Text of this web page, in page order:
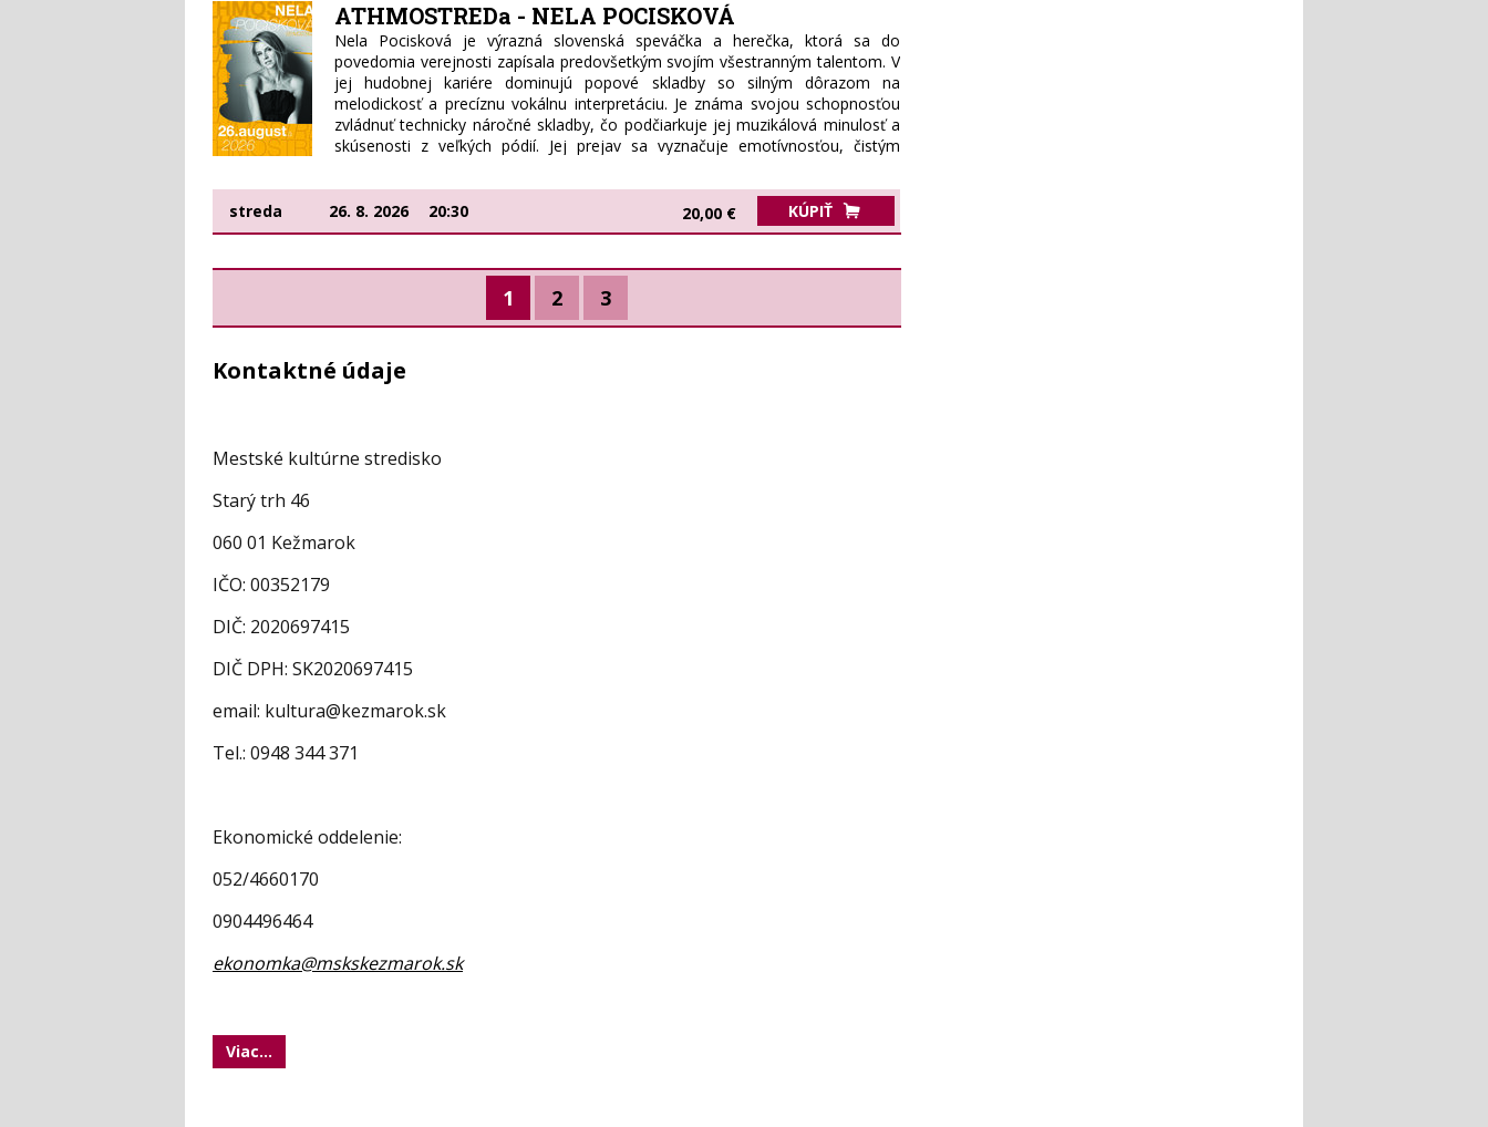
ATHMOSTREDa - NELA POCISKOVÁ
Nela Pocisková je výrazná slovenská speváčka a herečka, ktorá sa do
povedomia verejnosti zapísala predovšetkým svojím všestranným talentom. V
jej hudobnej kariére dominujú popové skladby so silným dôrazom na
melodickosť a precíznu vokálnu interpretáciu. Je známa svojou schopnosťou
zvládnuť technicky náročné skladby, čo podčiarkuje jej muzikálová minulosť a
skúsenosti z veľkých pódií. Jej prejav sa vyznačuje emotívnosťou, čistým
etablovaných tvárí slovenskej modernej populárnej hudby.
streda
26. 8. 2026 20:30 20,00 € KÚPIŤ
1 2 3
Kontaktné údaje
Mestské kultúrne stredisko
Starý trh 46
060 01 Kežmarok
IČO: 00352179
DIČ: 2020697415
DIČ DPH: SK2020697415
email: kultura@kezmarok.sk
Tel.: 0948 344 371
Ekonomické oddelenie:
052/4660170
0904496464
ekonomka@mskskezmarok.sk
Viac...